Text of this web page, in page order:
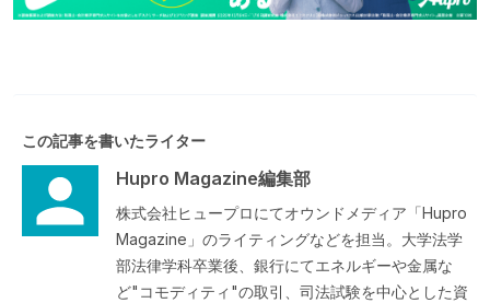
この記事を書いたライター
Hupro Magazine編集部
株式会社ヒュープロにてオウンドメディア「Hupro
Magazine」のライティングなどを担当。大学法学
部法律学科卒業後、銀行にてエネルギーや金属な
ど"コモディティ"の取引、司法試験を中心とした資